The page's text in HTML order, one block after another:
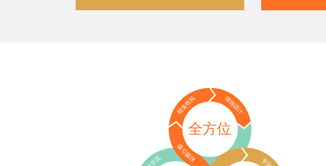
全方位
精美布局 细致设计
吸引眼球